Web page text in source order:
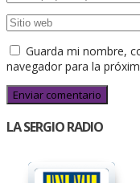
Guarda mi nombre,
navegador para la
LA SERGIO RADIO